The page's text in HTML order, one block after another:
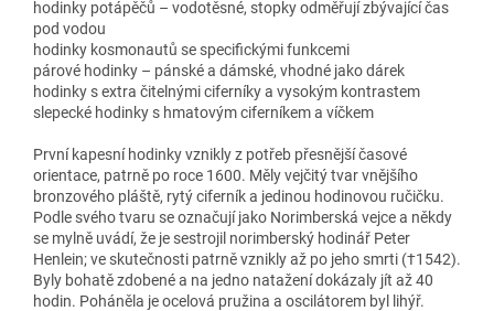
hodinky potápěčů – vodotěsné, stopky odměřují zbývající čas
pod vodou
hodinky kosmonautů se specifickými funkcemi
párové hodinky – pánské a dámské, vhodné jako dárek
hodinky s extra čitelnými ciferníky a vysokým kontrastem
slepecké hodinky s hmatovým ciferníkem a víčkem
První kapesní hodinky vznikly z potřeb přesnější časové
orientace, patrně po roce 1600. Měly vejčitý tvar vnějšího
bronzového pláště, rytý ciferník a jedinou hodinovou ručičku.
Podle svého tvaru se označují jako Norimberská vejce a někdy
se mylně uvádí, že je sestrojil norimberský hodinář Peter
Henlein; ve skutečnosti patrně vznikly až po jeho smrti (†1542).
Byly bohatě zdobené a na jedno natažení dokázaly jít až 40
hodin. Poháněla je ocelová pružina a oscilátorem byl lihýř.